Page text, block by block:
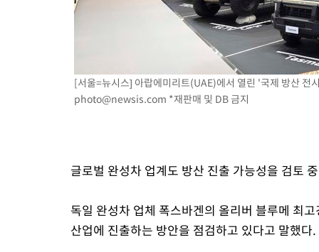
[서울=뉴시스] 아랍에미리트(UAE)에서 열린 '국제 방산
photo@newsis.com *재판매 및 DB 금지
글로벌 완성차 업계도 방산 진출 가능성을 검토
독일 완성차 업체 폭스바겐의 올리버 블루메 최
산업에 진출하는 방안을 점검하고 있다고 말했다.